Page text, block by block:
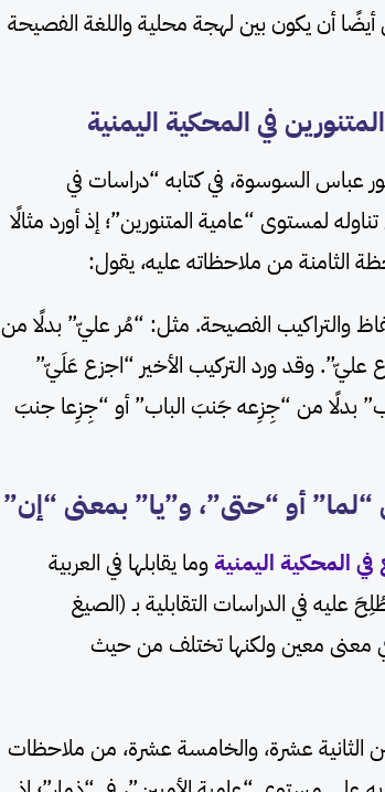
أيضًا أن يكون بين لهجة محلية واللغة الفصيحة
عباس السوسوة، في كتابه “دراسات في
لمستوى “عامية المتنورين”؛ إذ أورد مثالًا
الثامنة من ملاحظاته عليه، يقول:
والتراكيب الفصيحة. مثل: “مُر عليّ” بدلًا من
وقد ورد التركيب الأخير “اجزع عَلَيّ”
بدلًا من “جِزِعه جَنبَ الباب” أو “جِزِعا جنبَ
المحكية اليمنيةوما يقابلها في العربية
في الدراسات التقابلية بـ (الصيغ
معنى معين ولكنها تختلف من حيث
الثانية عشرة، والخامسة عشرة، من ملاحظات